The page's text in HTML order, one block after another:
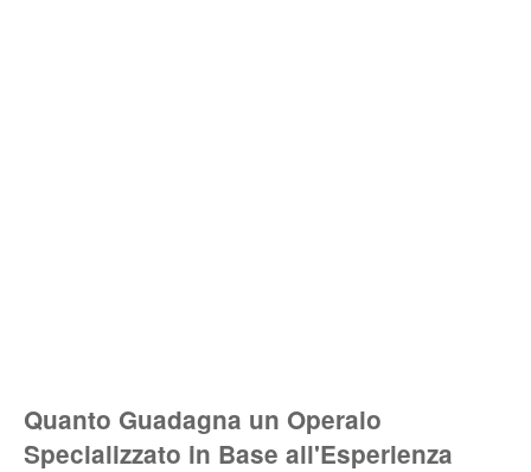
Quanto Guadagna un Operaio
Specializzato in Base all'Esperienza